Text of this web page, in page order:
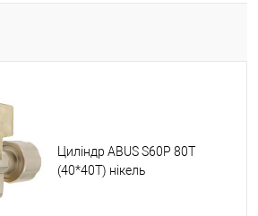
Циліндр ABUS S60P 80T
(40*40T) нікель